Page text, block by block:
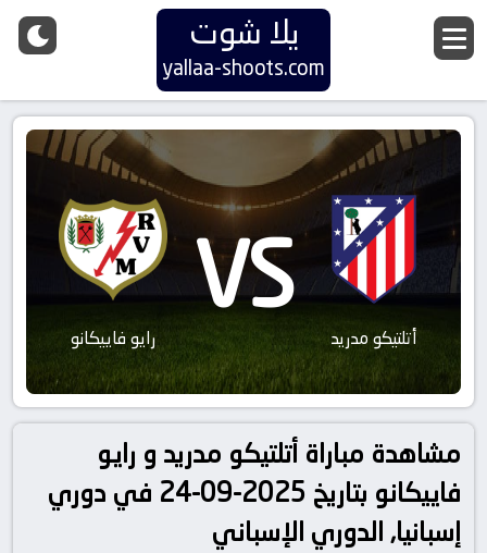
يلا شوت
yallaa-shoots.com
أتلتيكو مدريد VS رايو فاييكانو
مشاهدة مباراة أتلتيكو مدريد و رايو
فاييكانو بتاريخ 2025-09-24 في دوري
إسبانيا, الدوري الإسباني